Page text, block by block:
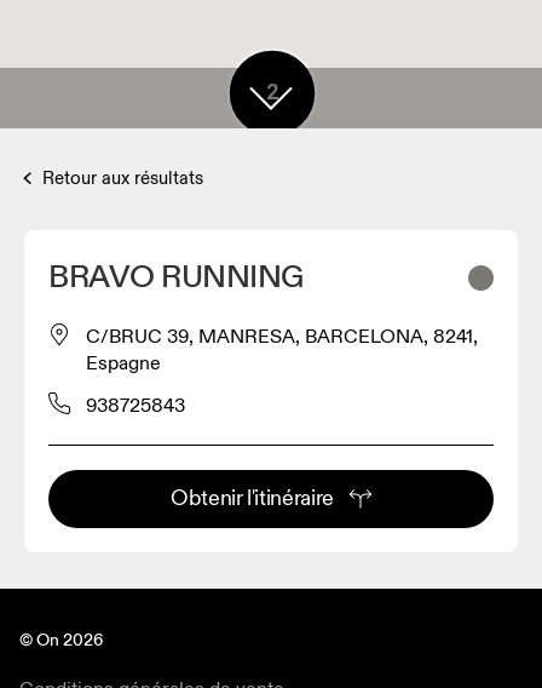
2
Retour aux résultats
BRAVO RUNNING
C/BRUC 39, MANRESA, BARCELONA, 8241,
Espagne
938725843
Obtenir l'itinéraire
© On 2026